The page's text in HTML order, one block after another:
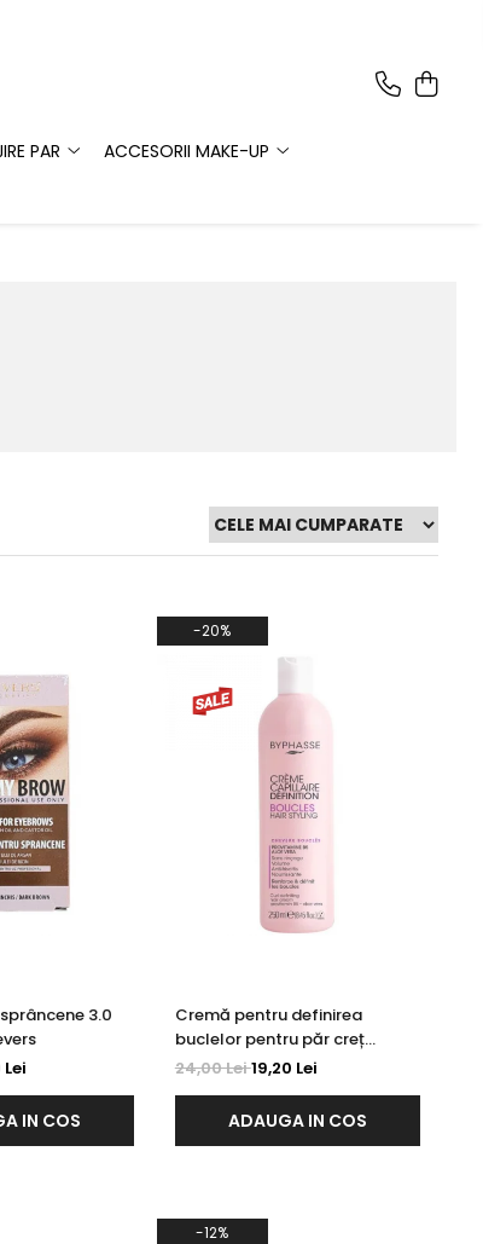
PAR
ACCESORII MAKE-UP
3.0
IN COS
-20%
Cremă pentru definirea
buclelor pentru păr creț
Byphasse 250 ml
24,00 Lei19,20 Lei
ADAUGA IN COS
-12%